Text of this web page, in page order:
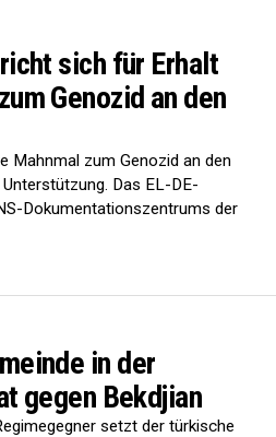
sich für Erhalt
Genozid an den
Mahnmal zum Genozid an den
Das EL-DE-
Dokumentationszentrums der
in der
gegen Bekdjian
setzt der türkische